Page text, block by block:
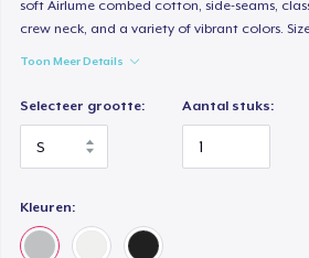
soft Airlume combed cotton, side-seams,
crew neck, and a variety of vibrant colors.
Toon Meer Details
Selecteer grootte: Aantal stuks:
Kleuren: